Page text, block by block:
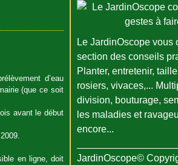
d’eau
(que ce soit
avant le début
en ligne, doit
Le JardinOscope vous
section des conseils
Planter, entretenir,
rosiers, vivaces,...
division, bouturage,
les maladies et
encore...
JardinOscope©